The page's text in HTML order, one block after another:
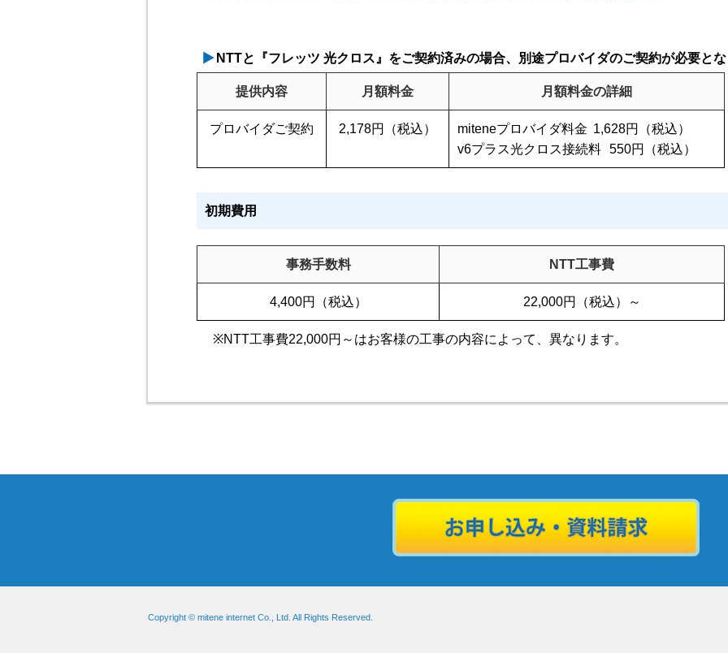
NTTと『フレッツ 光クロス』をご契約済みの場合、別途プロバイダのご契約が必要とな
提供内容 月額料金 月額料金の詳細
プロバイダご契約 2,178円（税込） miteneプロバイダ料金 1,628円（税込）
v6プラス光クロス接続料 550円（税込）
初期費用
事務手数料 NTT工事費
4,400円（税込） 22,000円（税込）～
※NTT工事費22,000円～はお客様の工事の内容によって、異なります。
Copyright © mitene internet Co., Ltd. All Rights Reserved.